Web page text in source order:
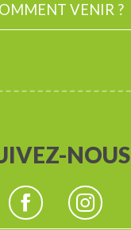
VENIR ?
NOUS